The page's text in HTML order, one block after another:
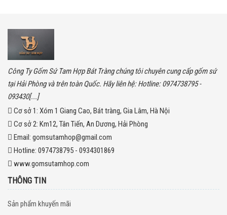
Công Ty Gốm Sứ Tam Hợp Bát Tràng chúng tôi chuyên cung cấp gốm sứ
tại Hải Phòng và trên toàn Quốc. Hãy liên hệ: Hotline: 0974738795 -
093430[...]
Cơ sở 1: Xóm 1 Giang Cao, Bát tràng, Gia Lâm, Hà Nội
Cơ sở 2: Km12, Tân Tiến, An Dương, Hải Phòng
Email: gomsutamhop@gmail.com
Hotline: 0974738795 - 0934301869
www.gomsutamhop.com
THÔNG TIN
Sản phẩm khuyến mãi